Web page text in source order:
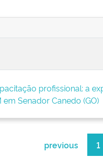
profissional: a
Senador Canedo (GO)
previous 1